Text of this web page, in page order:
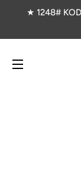
★ 1248#
VIETNES